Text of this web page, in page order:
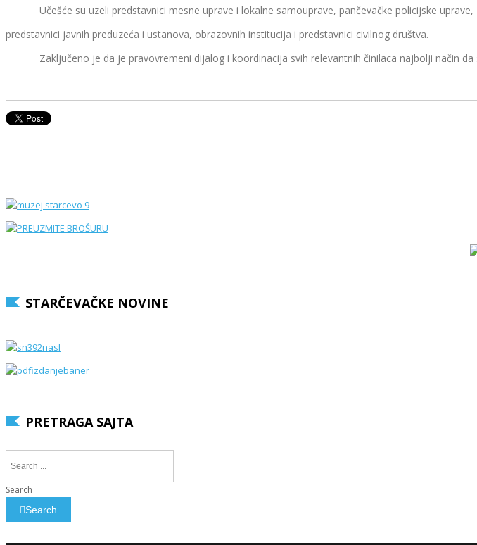
Učešće su uzeli predstavnici mesne uprave i lokalne samouprave, pančevačke policijske uprave,
predstavnici javnih preduzeća i ustanova, obrazovnih institucija i predstavnici civilnog društva.
Zaključeno je da je pravovremeni dijalog i koordinacija svih relevantnih činilaca najbolji način da
STARČEVAČKE NOVINE
PRETRAGA SAJTA
Search
Search